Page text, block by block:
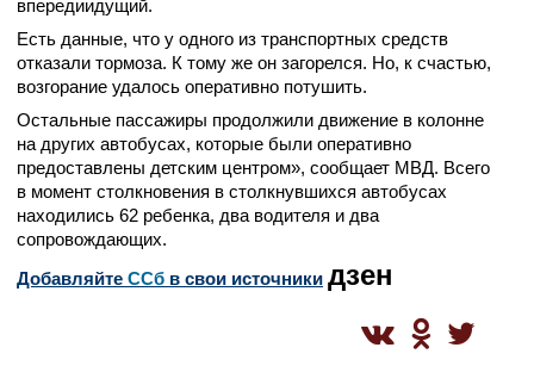
впередиидущий.
Есть данные, что у одного из транспортных средств
отказали тормоза. К тому же он загорелся. Но, к счастью,
возгорание удалось оперативно потушить.
Остальные пассажиры продолжили движение в колонне
на других автобусах, которые были оперативно
предоставлены детским центром», сообщает МВД. Всего
в момент столкновения в столкнувшихся автобусах
находились 62 ребенка, два водителя и два
сопровождающих.
Добавляйте CСб в свои источники дзен